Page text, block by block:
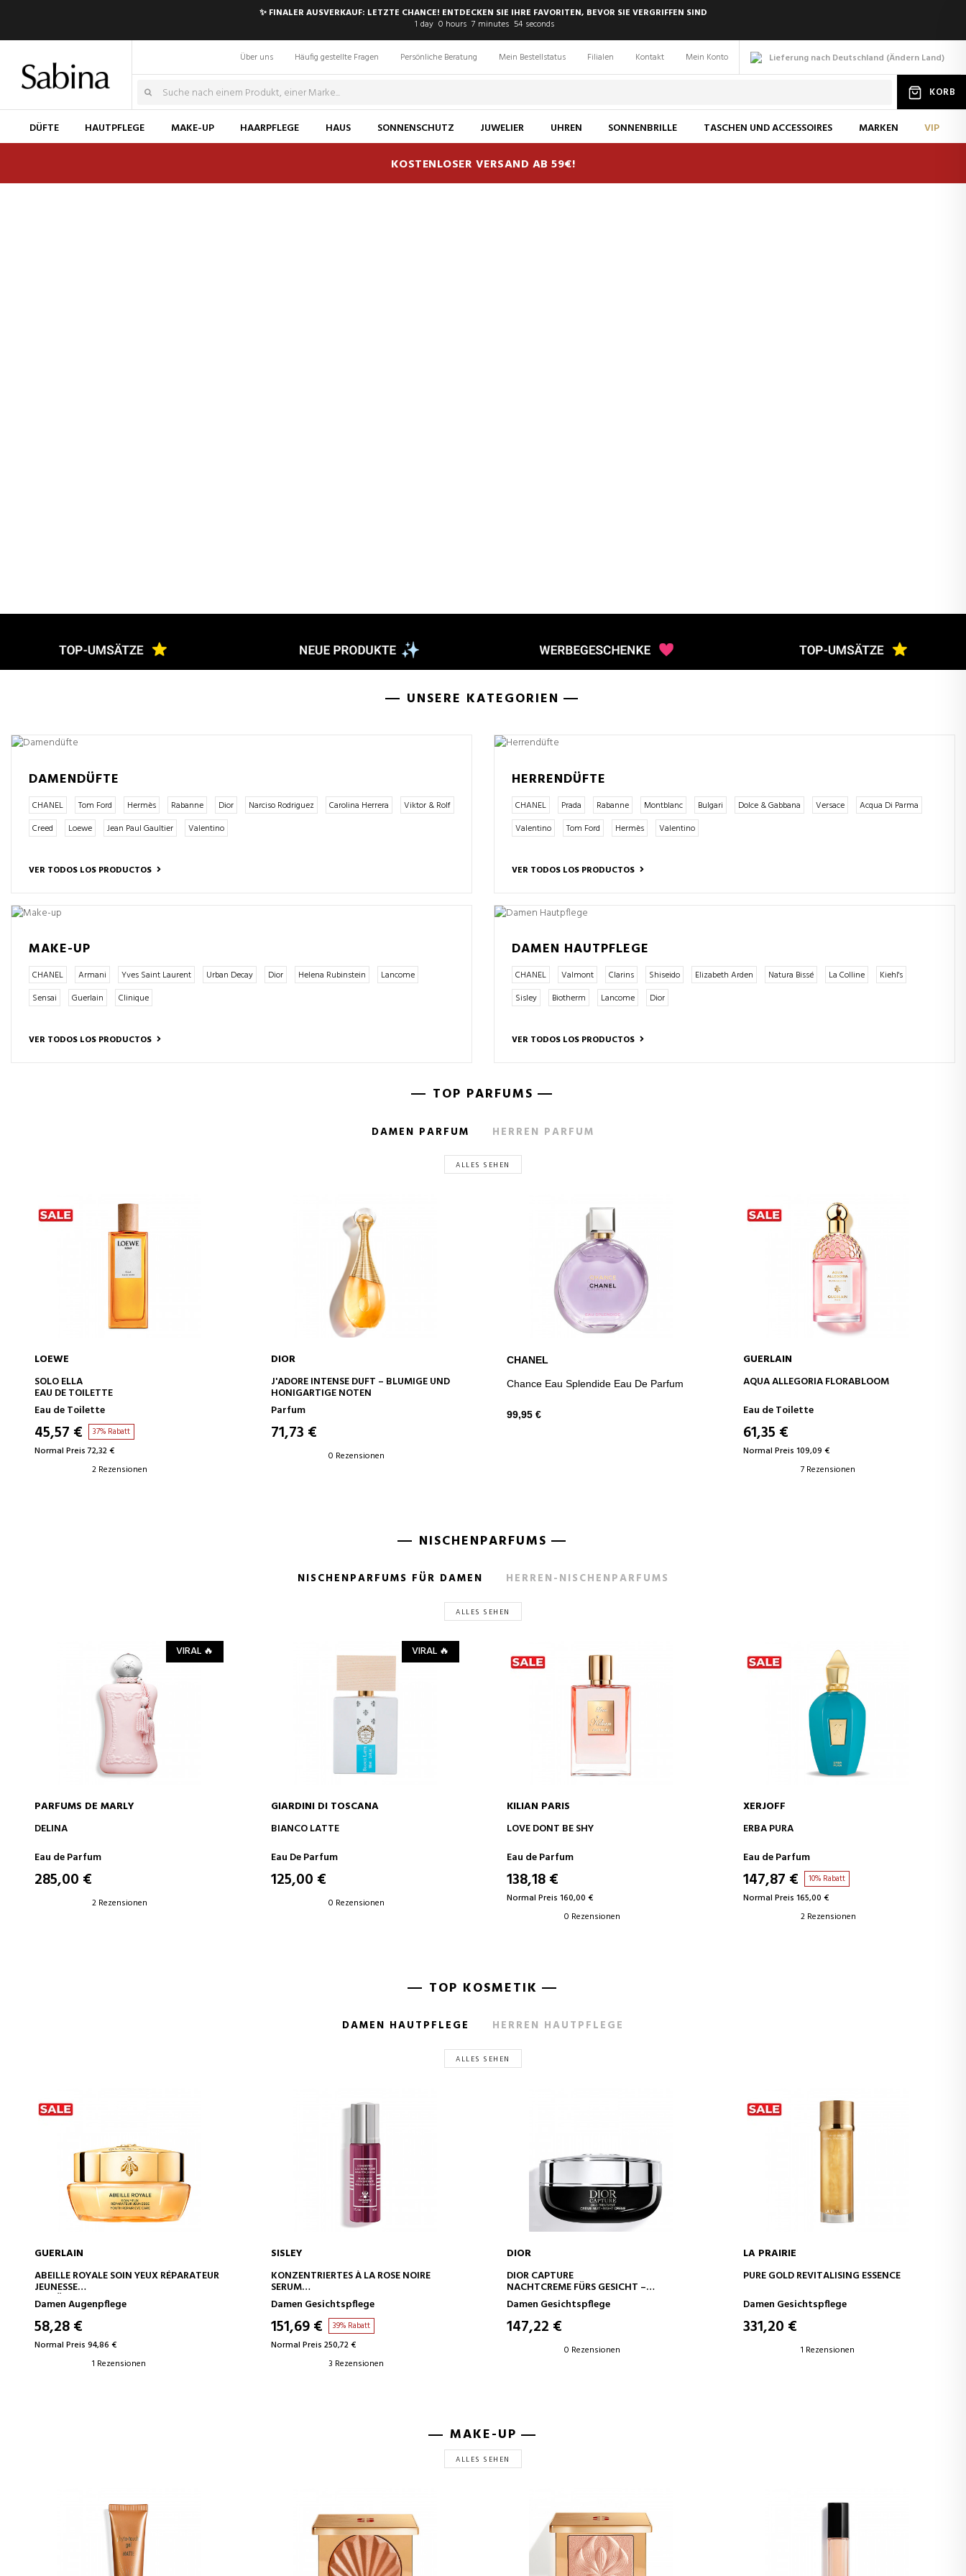
✨ FINALER AUSVERKAUF: LETZTE CHANCE! ENTDECKEN SIE IHRE FAVORITEN, BEVOR SIE VERGRIFFEN SIND
1 day 0 hours 7 minutes 53 seconds
Lieferung nach Deutschland (Ändern Land)
Über uns Häufig gestellte Fragen Persönliche Beratung Mein Bestellstatus Filialen Kontakt Mein Konto
KORB
DÜFTE HAUTPFLEGE MAKE-UP HAARPFLEGE HAUS SONNENSCHUTZ JUWELIER UHREN SONNENBRILLE TASCHEN UND ACCESSOIRES MARKEN VIP
KOSTENLOSER VERSAND AB 59€!
UNSERE KATEGORIEN
DAMENDÜFTE
CHANEL Tom Ford Hermès Rabanne Dior Narciso Rodriguez Carolina Herrera
Viktor & Rolf
Creed
Loewe Jean Paul Gaultier Valentino
VER TODOS LOS PRODUCTOS
HERRENDÜFTE
CHANEL Prada Rabanne Montblanc Bulgari Dolce & Gabbana Versace
Acqua Di Parma
Valentino
Tom Ford Hermès Valentino
VER TODOS LOS PRODUCTOS
MAKE-UP
CHANEL Armani Yves Saint Laurent Urban Decay Dior Helena Rubinstein
Lancome
Sensai
Guerlain Clinique
VER TODOS LOS PRODUCTOS
DAMEN HAUTPFLEGE
CHANEL Valmont Clarins Shiseido Elizabeth Arden Natura Bissé La Colline
Kiehl's
Sisley
Biotherm Lancome Dior
VER TODOS LOS PRODUCTOS
TOP PARFUMS
DAMEN PARFUM HERREN PARFUM
ALLES SEHEN
LOEWE
SOLO ELLA
EAU DE TOILETTE
Eau de Toilette
45,57 € 37% Rabatt
Normal Preis 72,32 €
2 Rezensionen
IN DEN WARENKORB
DIOR
J'ADORE INTENSE DUFT – BLUMIGE UND
HONIGARTIGE NOTEN
Parfum
71,73 €
0 Rezensionen
IN DEN WARENKORB
CHANEL
Chance Eau Splendide Eau De Parfum
99,95 €
IN DEN WARENKORB
GUERLAIN
AQUA ALLEGORIA FLORABLOOM
Eau de Toilette
61,35 €
Normal Preis 109,09 €
7 Rezensionen
NISCHENPARFUMS
NISCHENPARFUMS FÜR DAMEN HERREN-NISCHENPARFUMS
ALLES SEHEN
VIRAL 🔥
PARFUMS DE MARLY
DELINA
Eau de Parfum
285,00 €
2 Rezensionen
VIRAL 🔥
IN DEN WARENKORB
GIARDINI DI TOSCANA
BIANCO LATTE
Eau De Parfum
125,00 €
0 Rezensionen
IN DEN WARENKORB
KILIAN PARIS
LOVE DONT BE SHY
Eau de Parfum
138,18 €
Normal Preis 160,00 €
0 Rezensionen
XERJOFF
ERBA PURA
Eau de Parfum
147,87 € 10% Rabatt
Normal Preis 165,00 €
2 Rezensionen
TOP KOSMETIK
DAMEN HAUTPFLEGE HERREN HAUTPFLEGE
ALLES SEHEN
IN DEN WARENKORB
GUERLAIN
ABEILLE ROYALE SOIN YEUX RÉPARATEUR
JEUNESSE
VERJÜNGENDE AUGENBEHANDLUNG
Damen Augenpflege
58,28 €
Normal Preis 94,86 €
1 Rezensionen
IN DEN WARENKORB
SISLEY
KONZENTRIERTES À LA ROSE NOIRE
SERUM
INTENSIVBEHANDLUNGSSERUM
Damen Gesichtspflege
151,69 € 39% Rabatt
Normal Preis 250,72 €
3 Rezensionen
IN DEN WARENKORB
DIOR
DIOR CAPTURE
NACHTCREME FÜRS GESICHT –
HOCHWIRKSAME ANTI-AGING-PFLEGE –
FÜR WENIGER FALTEN UND STRAFFERE
HAUT
Damen Gesichtspflege
147,22 €
0 Rezensionen
IN DEN WARENKORB
LA PRAIRIE
PURE GOLD REVITALISING ESSENCE
Damen Gesichtspflege
331,20 €
1 Rezensionen
MAKE-UP
ALLES SEHEN